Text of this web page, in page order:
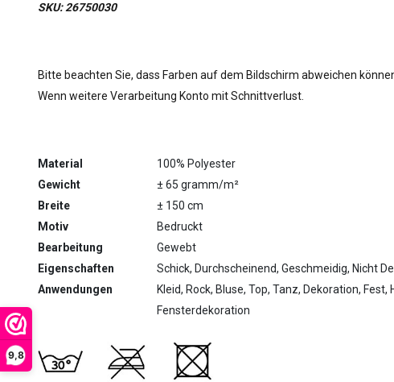
9,8
SKU: 26750030
Bitte beachten Sie, dass Farben auf dem Bildschirm abweichen
Wenn weitere Verarbeitung Konto mit Schnittverlust.
Material
100% Polyester
Gewicht
± 65 gramm/m²
Breite
± 150 cm
Motiv
Bedruckt
Bearbeitung
Gewebt
Eigenschaften
Schick, Durchscheinend, Geschmeidig, Nicht
Anwendungen
Kleid, Rock, Bluse, Top, Tanz, Dekoration, Fest,
Fensterdekoration